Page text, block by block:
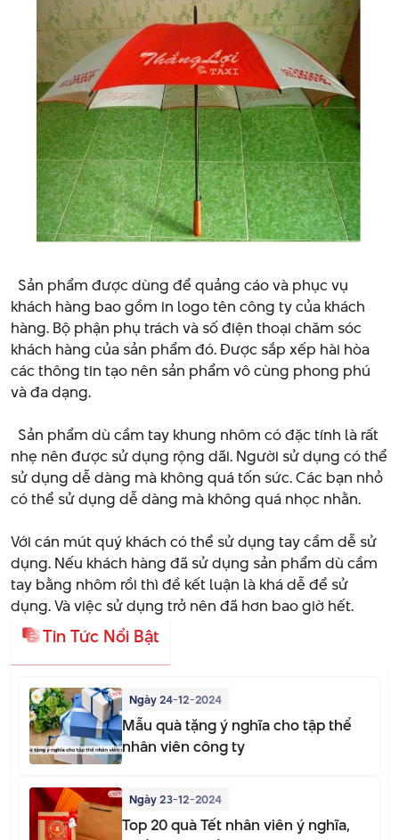
Sản phẩm được dùng để quảng cáo và phục vụ
khách hàng bao gồm in logo tên công ty của khách
hàng. Bộ phận phụ trách và số điện thoại chăm sóc
khách hàng của sản phẩm đó. Được sắp xếp hài hòa
các thông tin tạo nên sản phẩm vô cùng phong phú
và đa dạng.
Sản phẩm dù cầm tay khung nhôm có đặc tính là rất
nhẹ nên được sử dụng rộng dãi. Người sử dụng có thể
sử dụng dễ dàng mà không quá tốn sức. Các bạn nhỏ
có thể sử dụng dễ dàng mà không quá nhọc nhằn.
Với cán mút quý khách có thể sử dụng tay cầm dễ sử
dụng. Nếu khách hàng đã sử dụng sản phẩm dù cầm
tay bằng nhôm rồi thì đề kết luận là khá dễ để sử
dụng. Và việc sử dụng trở nên đã hơn bao giờ hết.
Tin Tức Nổi Bật
Ngày 24-12-2024
Mẫu quà tặng ý nghĩa cho tập thể
nhân viên công ty
Ngày 23-12-2024
Top 20 quà Tết nhân viên ý nghĩa,